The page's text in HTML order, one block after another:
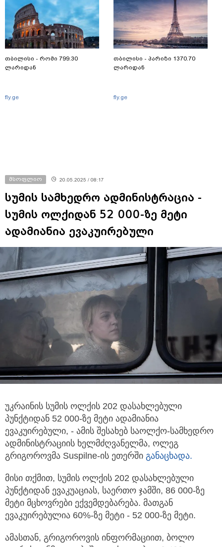
თბილისი - რომი 799.30
ლარიდან
fly.ge
თბილისი - პარიზი 1370.70
ლარიდან
fly.ge
მსოფლიო 20.05.2025 / 08:17
სუმის სამხედრო ადმინისტრაცია -
სუმის ოლქიდან 52 000-ზე მეტი
ადამიანია ევაკუირებული
უკრაინის სუმის ოლქის 202 დასახლებული
პუნქტიდან 52 000-ზე მეტი ადამიანია
ევაკუირებული, - ამის შესახებ საოლქო-სამხედრო
ადმინისტრაციის ხელმძღვანელმა, ოლეგ
გრიგოროვმა Suspilne-ის ეთერში განაცხადა.
მისი თქმით, სუმის ოლქის 202 დასახლებული
პუნქტიდან ევაკუაციას, საერთო ჯამში, 86 000-ზე
მეტი მცხოვრები ექვემდებარება. მათგან
ევაკუირებულია 60%-ზე მეტი - 52 000-ზე მეტი.
ამასთან, გრიგოროვის ინფორმაციით, ბოლო